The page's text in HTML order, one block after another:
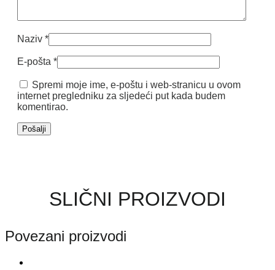
Naziv *
E-pošta *
Spremi moje ime, e-poštu i web-stranicu u ovom
internet pregledniku za sljedeći put kada budem
komentirao.
SLIČNI PROIZVODI
Povezani proizvodi